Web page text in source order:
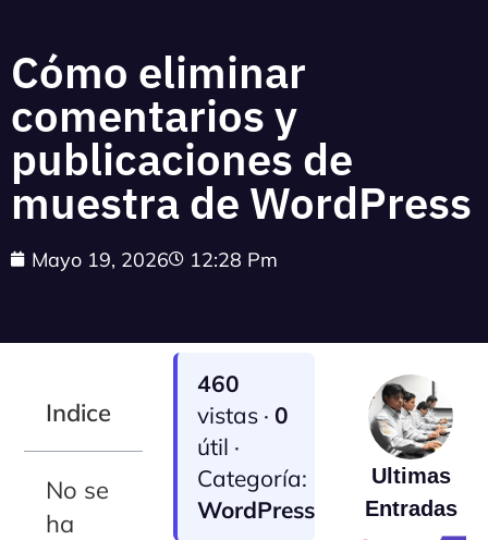
Cómo eliminar
comentarios y
publicaciones de
muestra de WordPress
Mayo 19, 2026 12:28 Pm
Indice
No se
ha
460
vistas ·0
útil ·
Categoría:
WordPress
Ultimas
Entradas